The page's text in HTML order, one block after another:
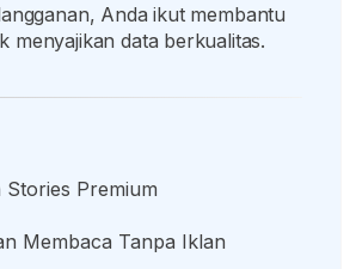
Anda ikut membantu
menyajikan data berkualitas.
Stories Premium
Membaca Tanpa Iklan